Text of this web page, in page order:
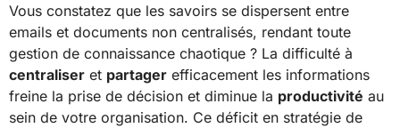
Vous constatez que les savoirs se dispersent entre
emails et documents non centralisés, rendant toute
gestion de connaissance chaotique ? La difficulté à
centraliser et partager efficacement les informations
freine la prise de décision et diminue la productivité au
sein de votre organisation. Ce déficit en stratégie de